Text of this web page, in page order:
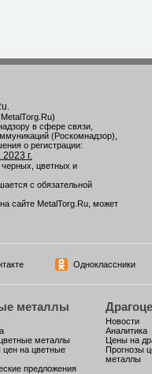
в сфере связи,
(Роскомнадзор),
о регистрации:
г.
черных, цветных и
с обязательной
сайте MetalTorg.Ru, может
Одноклассники
металлы
металлы
цен на цветные
предложения
Новости
Аналитика
Цены на
Прогнозы
металлы